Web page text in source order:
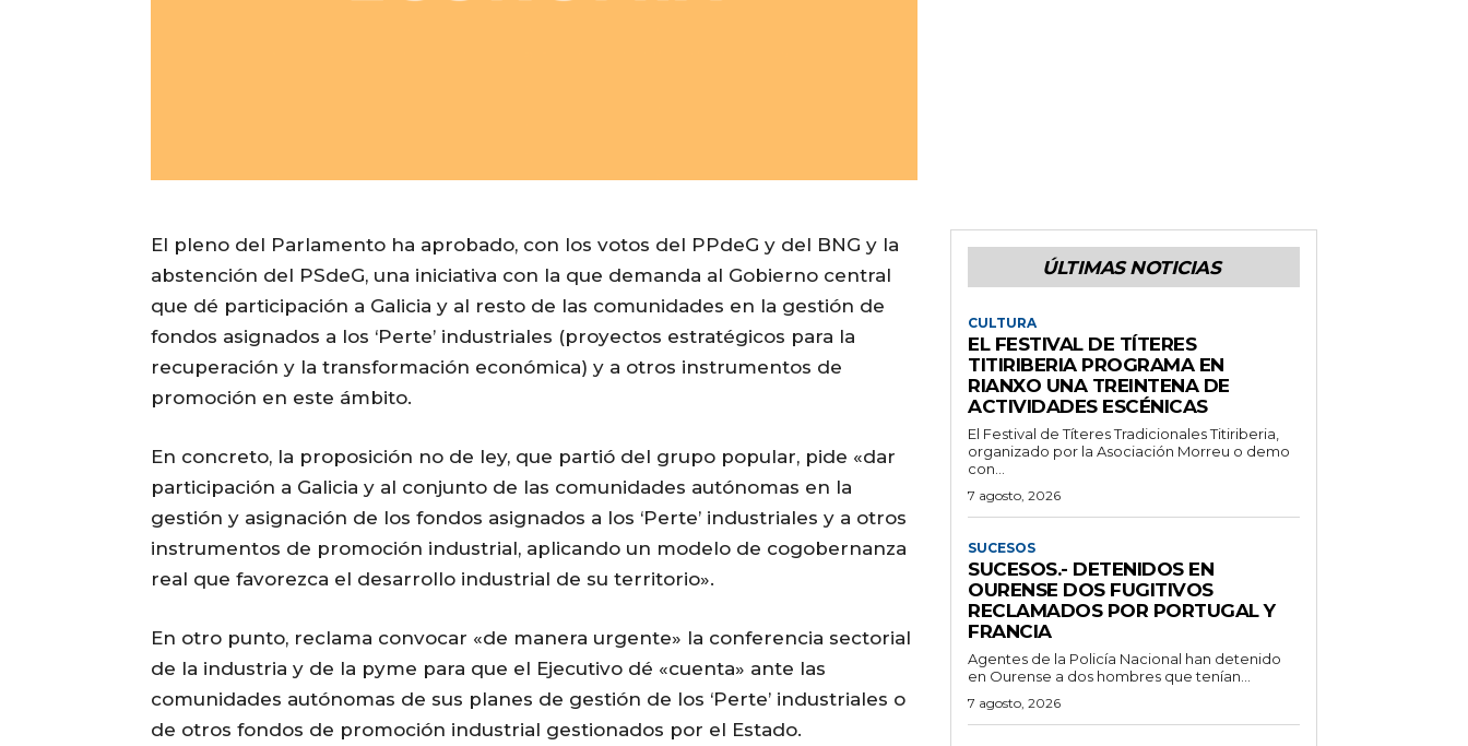
El pleno del Parlamento ha aprobado, con los votos del PPdeG y del BNG y la
abstención del PSdeG, una iniciativa con la que demanda al Gobierno central
que dé participación a Galicia y al resto de las comunidades en la gestión de
fondos asignados a los ‘Perte’ industriales (proyectos estratégicos para la
recuperación y la transformación económica) y a otros instrumentos de
promoción en este ámbito.
En concreto, la proposición no de ley, que partió del grupo popular, pide «dar
participación a Galicia y al conjunto de las comunidades autónomas en la
gestión y asignación de los fondos asignados a los ‘Perte’ industriales y a otros
instrumentos de promoción industrial, aplicando un modelo de cogobernanza
real que favorezca el desarrollo industrial de su territorio».
En otro punto, reclama convocar «de manera urgente» la conferencia sectorial
de la industria y de la pyme para que el Ejecutivo dé «cuenta» ante las
comunidades autónomas de sus planes de gestión de los ‘Perte’ industriales o
de otros fondos de promoción industrial gestionados por el Estado.
ÚLTIMAS NOTICIAS
CULTURA
EL FESTIVAL DE TÍTERES
TITIRIBERIA PROGRAMA EN
RIANXO UNA TREINTENA DE
ACTIVIDADES ESCÉNICAS
El Festival de Títeres Tradicionales Titiriberia,
organizado por la Asociación Morreu o demo
con...
7 agosto, 2026
SUCESOS
SUCESOS.- DETENIDOS EN
OURENSE DOS FUGITIVOS
RECLAMADOS POR PORTUGAL Y
FRANCIA
Agentes de la Policía Nacional han detenido
en Ourense a dos hombres que tenían...
7 agosto, 2026